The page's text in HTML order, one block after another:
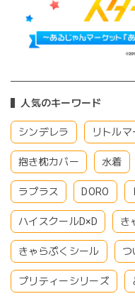
人気のキーワード
シンデレラ リトル
抱き枕カバー 水着
ラプラス DORO
ハイスクールD×D き
きゃらぷくシール つ
プリティーシリーズ